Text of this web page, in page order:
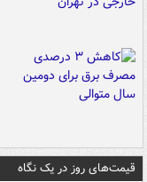
قیمت‌های روز در یک نگاه